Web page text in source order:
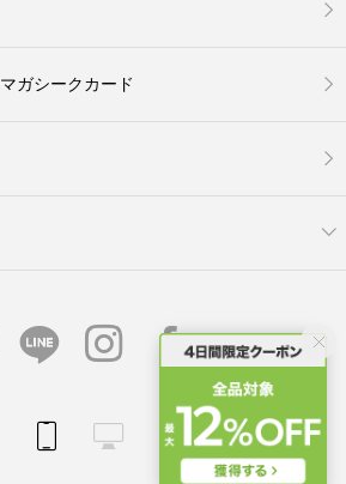
マガシークカード